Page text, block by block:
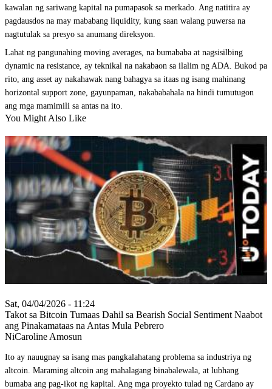
kawalan ng sariwang kapital na pumapasok sa merkado. Ang natitira ay
pagdausdos na may mababang liquidity, kung saan walang puwersa na
nagtutulak sa presyo sa anumang direksyon.
Lahat ng pangunahing moving averages, na bumababa at nagsisilbing
dynamic na resistance, ay teknikal na nakabaon sa ilalim ng ADA. Bukod pa
rito, ang asset ay nakahawak nang bahagya sa itaas ng isang mahinang
horizontal support zone, gayunpaman, nakababahala na hindi tumutugon
ang mga mamimili sa antas na ito.
You Might Also Like
Sat, 04/04/2026 - 11:24
Takot sa Bitcoin Tumaas Dahil sa Bearish Social Sentiment Naabot
ang Pinakamataas na Antas Mula Pebrero
NiCaroline Amosun
Ito ay nauugnay sa isang mas pangkalahatang problema sa industriya ng
altcoin. Maraming altcoin ang mahalagang binabalewala, at lubhang
bumaba ang pag-ikot ng kapital. Ang mga proyekto tulad ng Cardano ay